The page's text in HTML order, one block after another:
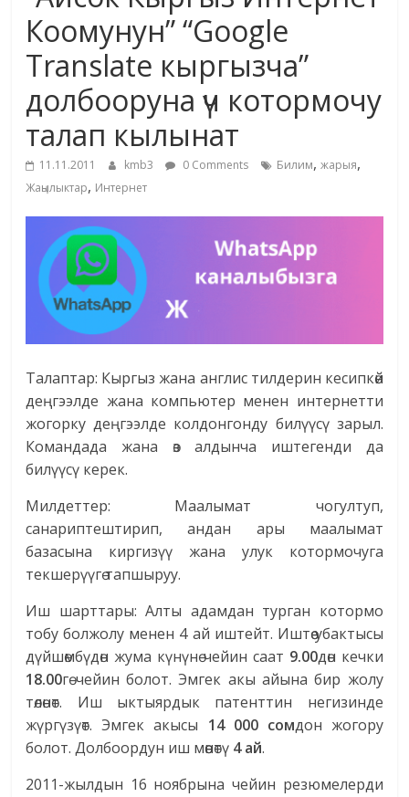
маданияты
жана
адабияты
Коомунун” “Google
Translate кыргызча”
долбооруна үч котормочу
талап кылынат
11.11.2011 kmb3 0 Comments Билим,жарыя,
Жаңылыктар, Интернет
Талаптар: Кыргыз жана англис тилдерин кесипкөй
деңгээлде жана компьютер менен интернетти
жогорку деңгээлде колдонгонду билүүсү зарыл.
Командада жана өз алдынча иштегенди да
билүүсү керек.
Милдеттер: Маалымат чогултуп,
санариптештирип, андан ары маалымат
базасына киргизүү жана улук котормочуга
текшерүүгө тапшыруу.
Иш шарттары: Алты адамдан турган котормо
тобу болжолу менен 4 ай иштейт. Иштөө убактысы
дүйшөмбүдөн жума күнүнө чейин саат 9.00дөн кечки
18.00гө чейин болот. Эмгек акы айына бир жолу
төлөнөт. Иш ыктыярдык патенттин негизинде
жүргүзүөт. Эмгек акысы 14 000 сомдон жогору
болот. Долбоордун иш мөөнөтү 4 ай.
2011-жылдын 16 ноябрына чейин резюмелерди